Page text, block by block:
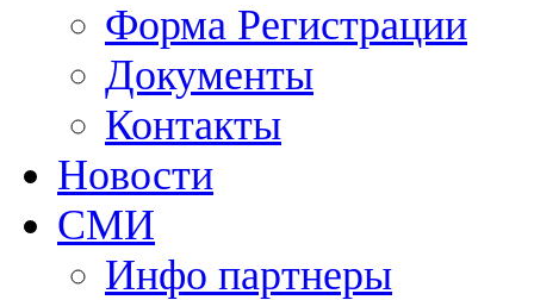
Форма Регистрации
Документы
Контакты
Новости
СМИ
Инфо партнеры